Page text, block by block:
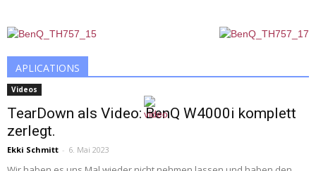
APLICATIONS
Videos
TearDown als Video: BenQ W4000i komplett
zerlegt.
Ekki Schmitt - 6. Mai 2023